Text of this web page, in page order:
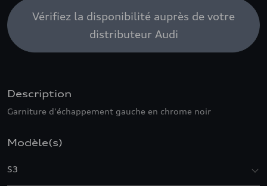
Vérifiez la disponibilité auprès de votre
distributeur Audi
Description
Garniture d'échappement gauche en chrome noir
Modèle(s)
S3